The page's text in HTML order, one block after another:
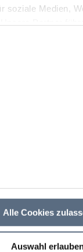
soziale Medien,
ihnen
Nutzung der
Alle Cookies
Auswahl